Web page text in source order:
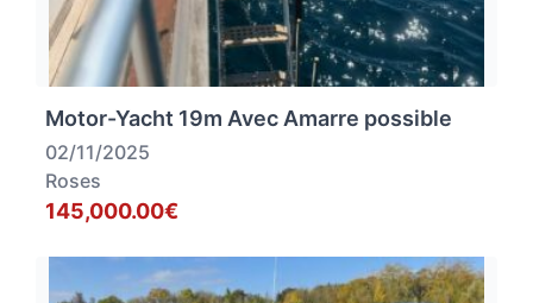
Motor-Yacht 19m Avec Amarre possible
02/11/2025
Roses
145,000.00€